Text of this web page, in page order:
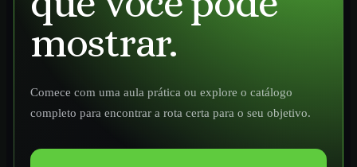
mostrar.
Comece com uma aula prática ou explore o catálogo
completo para encontrar a rota certa para o seu objetivo.